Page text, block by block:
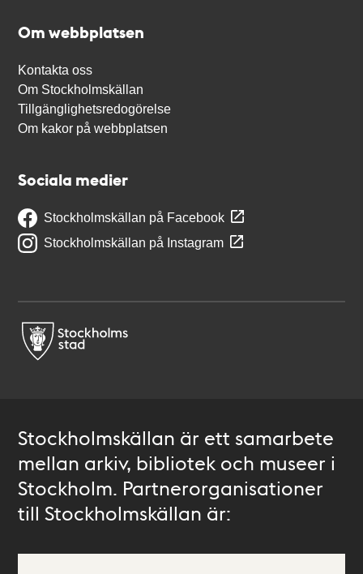
Om webbplatsen
Kontakta oss
Om Stockholmskällan
Tillgänglighetsredogörelse
Om kakor på webbplatsen
Sociala medier
Stockholmskällan på Facebook
Stockholmskällan på Instagram
Stockholmskällan är ett samarbete
mellan arkiv, bibliotek och museer i
Stockholm. Partnerorganisationer
till Stockholmskällan är: